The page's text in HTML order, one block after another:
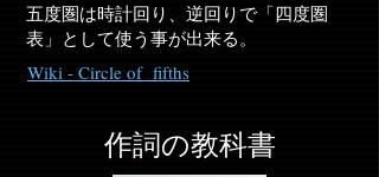
五度圏は時計回り、逆回りで「四度圏
表」として使う事が出来る。
Wiki - Circle of fifths
作詞の教科書